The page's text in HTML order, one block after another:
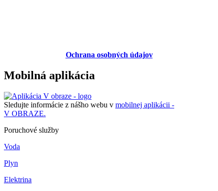
Ochrana osobných údajov
Mobilná aplikácia
Sledujte informácie z nášho webu v mobilnej aplikácii -
V OBRAZE.
Poruchové služby
Voda
Plyn
Elektrina